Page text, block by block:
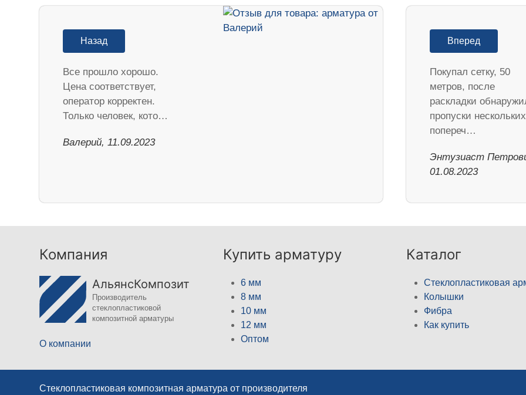
Назад
Все прошло хорошо.
Цена соответствует,
оператор корректен.
Только человек, кото…
Валерий, 11.09.2023
Вперед
Покупал сетку, 50
метров, после
раскладки
пропуски нескольких
попереч…
Энтузиаст
01.08.2023
Компания
АльянсКомпозит
Производитель
стеклопластиковой
композитной арматуры
О компании
Купить арматуру
6 мм
8 мм
10 мм
12 мм
Оптом
Каталог
Стеклопластиковая
Колышки
Фибра
Как купить
Стеклопластиковая композитная арматура от производителя